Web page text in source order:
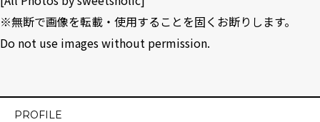
※無断で画像を転載・使用することを固くお断りします。
Do not use images without permission.
PROFILE